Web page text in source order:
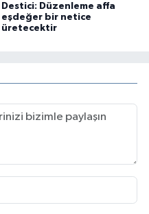
Destici: Düzenleme affa
eşdeğer bir netice
üretecektir